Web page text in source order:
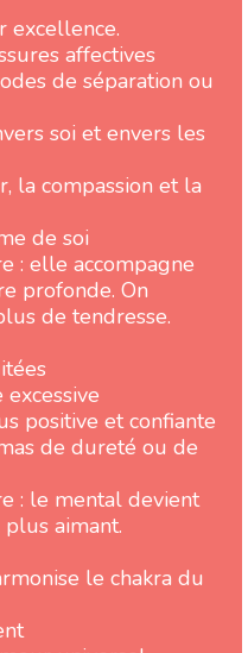
excellence.
affectives
de séparation ou
soi et envers les
la compassion et la
de soi
: elle accompagne
profonde. On
de tendresse.
positive et confiante
de dureté ou de
: le mental devient
aimant.
le chakra du